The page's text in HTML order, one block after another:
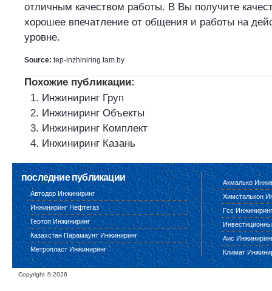
отличным качеством работы. В Вы получите
хорошее впечатление от общения и работы на
уровне.
Source: tep-inzhiniring.tam.by
Похожие публикации:
Инжиниринг Груп
Инжиниринг Объекты
Инжиниринг Комплект
Инжиниринг Казань
последние публикации
Автодор Инжиниринг
Инжиниринг Нефтегаз
Геотоп Инжиниринг
Казахстан Парамаунт Инжиниринг
Метропласт Инжиниринг
Акмалько
Химсталькон
Гсс Инжиниринг
Аис
Климат
Copyright ©2026